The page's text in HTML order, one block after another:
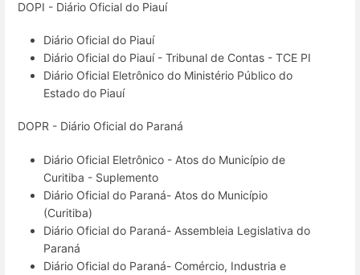
DOPI - Diário Oficial do Piauí
Diário Oficial do Piauí
Diário Oficial do Piauí - Tribunal de Contas - TCE PI
Diário Oficial Eletrônico do Ministério Público do
Estado do Piauí
DOPR - Diário Oficial do Paraná
Diário Oficial Eletrônico - Atos do Município de
Curitiba - Suplemento
Diário Oficial do Paraná- Atos do Município
(Curitiba)
Diário Oficial do Paraná- Assembleia Legislativa do
Paraná
Diário Oficial do Paraná- Comércio, Industria e